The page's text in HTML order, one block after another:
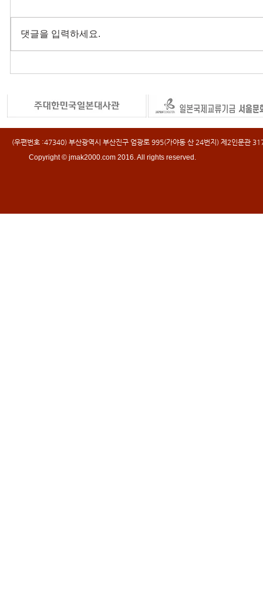
댓글을 입력하세요.
(우편번호 :47340) 부산광역시 부산진구 엄광로 995(가야동 산 24번지) 제2인문
Copyright © jmak2000.com 2016. All rights reserved.